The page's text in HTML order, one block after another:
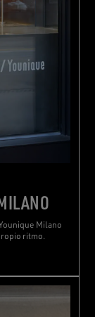
Milano
ritmo.